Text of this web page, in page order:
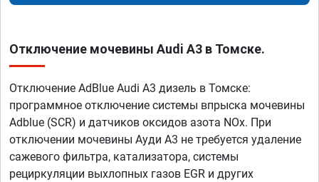
Отключение мочевины Audi A3 в Томске.
Отключение AdBlue Audi A3 дизель в Томске:
программное отключение системы впрыска мочевины
Adblue (SCR) и датчиков оксидов азота NOx. При
отключении мочевины Ауди А3 не требуется удаление
сажевого фильтра, катализатора, системы
рециркуляции выхлопных газов EGR и других